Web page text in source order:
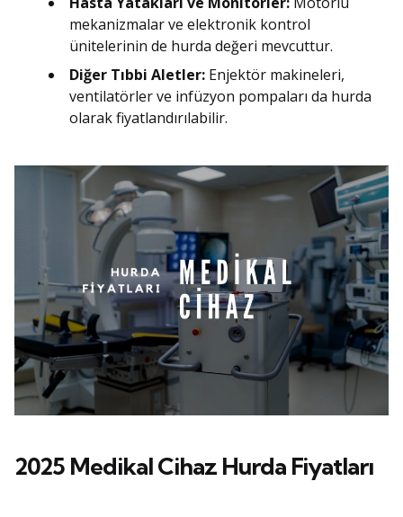
mekanizmalar ve elektronik kontrol
ünitelerinin de hurda değeri mevcuttur.
Diğer Tıbbi Aletler: Enjektör makineleri,
ventilatörler ve infüzyon pompaları da hurda
olarak fiyatlandırılabilir.
2025 Medikal Cihaz Hurda Fiyatları